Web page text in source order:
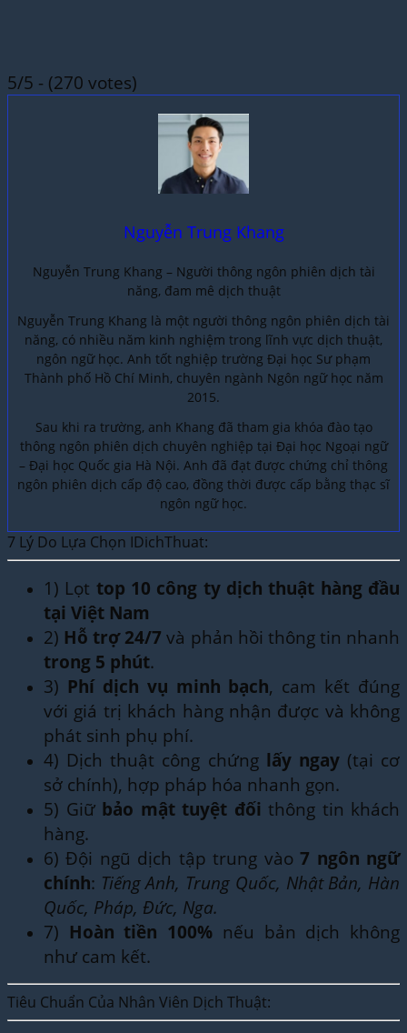
5/5 - (270 votes)
Nguyễn Trung Khang
Nguyễn Trung Khang – Người thông ngôn phiên dịch tài
năng, đam mê dịch thuật
Nguyễn Trung Khang là một người thông ngôn phiên dịch tài
năng, có nhiều năm kinh nghiệm trong lĩnh vực dịch thuật,
ngôn ngữ học. Anh tốt nghiệp trường Đại học Sư phạm
Thành phố Hồ Chí Minh, chuyên ngành Ngôn ngữ học năm
2015.
Sau khi ra trường, anh Khang đã tham gia khóa đào tạo
thông ngôn phiên dịch chuyên nghiệp tại Đại học Ngoại ngữ
– Đại học Quốc gia Hà Nội. Anh đã đạt được chứng chỉ thông
ngôn phiên dịch cấp độ cao, đồng thời được cấp bằng thạc sĩ
ngôn ngữ học.
7 Lý Do Lựa Chọn IDichThuat:
1) Lọt top 10 công ty dịch thuật hàng đầu
tại Việt Nam
2) Hỗ trợ 24/7 và phản hồi thông tin nhanh
trong 5 phút.
3) Phí dịch vụ minh bạch, cam kết đúng
với giá trị khách hàng nhận được và không
phát sinh phụ phí.
4) Dịch thuật công chứng lấy ngay(tại cơ
sở chính), hợp pháp hóa nhanh gọn.
5) Giữ bảo mật tuyệt đối thông tin khách
hàng.
6) Đội ngũ dịch tập trung vào7 ngôn ngữ
chính: Tiếng Anh, Trung Quốc, Nhật Bản, Hàn
Quốc, Pháp, Đức, Nga.
7) Hoàn tiền 100% nếu bản dịch không
như cam kết.
Tiêu Chuẩn Của Nhân Viên Dịch Thuật: